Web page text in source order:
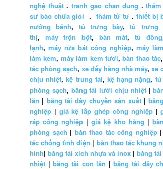
nghệ thuật. tranh gao chan dung .
sư bào chữa giỏi . thám tử tư . thiết bị
nướng bánh, tủ trưng bày,tủ trưng
thị, máy trộn bột, bàn mát,tủ đông
lạnh,máy rửa bát công nghiệp, máy
làm kem, máy làm kem tươi,bàn thao tác,
tác phòng sạch, xe đẩy hàng nhà máy, xe
chịu nhiệt,kệ trung tải, kệ hạng nặng,
phòng sạch, băng tải lưới chịu nhiệt|
lăn | băng tải dây chuyền sản xuất|
nghiệp | giá kệ lắp ghép công nghiệp|
ráp công nghiệp |giá kệ kho hàng |
phòng sạch | bàn thao tác công nghiệp|
tác chống tĩnh điện | bàn thao tác khung
hình| băng tải xích nhựa và inox | băng
nhiệt |băng tải con lăn |băng tải dây